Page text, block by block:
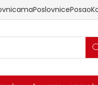
PoslovnicePosao